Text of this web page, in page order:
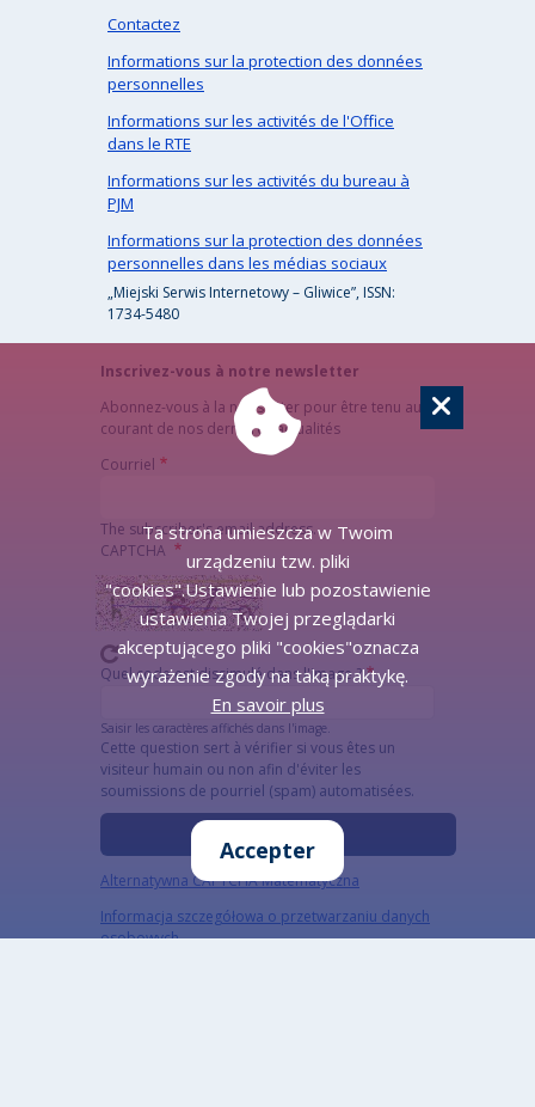
Contactez
Informations sur la protection des données
personnelles
Informations sur les activités de l'Office
dans le RTE
Informations sur les activités du bureau à
PJM
Informations sur la protection des données
personnelles dans les médias sociaux
„Miejski Serwis Internetowy – Gliwice”, ISSN:
1734-5480
Inscrivez-vous à notre newsletter
Abonnez-vous à la newsletter pour être tenu au
courant de nos dernières actualités
Courriel
The subscriber's email address.
CAPTCHA
Quel code est dissimulé dans l'image ?
Saisir les caractères affichés dans l'image.
Cette question sert à vérifier si vous êtes un
visiteur humain ou non afin d'éviter les
soumissions de pourriel (spam) automatisées.
Alternatywna CAPTCHA Matematyczna
Informacja szczegółowa o przetwarzaniu danych
osobowych
Ta strona umieszcza w Twoim
urządzeniu tzw. pliki
"cookies".Ustawienie lub pozostawienie
ustawienia Twojej przeglądarki
akceptującego pliki "cookies"oznacza
wyrażenie zgody na taką praktykę.
En savoir plus
Accepter